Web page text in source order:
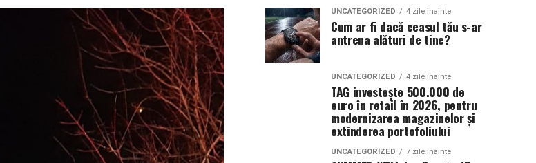
UNCATEGORIZED 4 zile inainte
Cum ar fi dacă ceasul tău s-ar
antrena alături de tine?
UNCATEGORIZED 4 zile inainte
TAG investește 500.000 de
euro în retail în 2026, pentru
modernizarea magazinelor și
extinderea portofoliului
UNCATEGORIZED 7 zile inainte